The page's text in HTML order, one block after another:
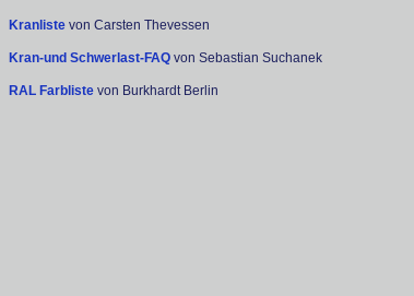
Kranliste von Carsten Thevessen
Kran-und Schwerlast-FAQ von Sebastian Suchanek
RAL Farbliste von Burkhardt Berlin